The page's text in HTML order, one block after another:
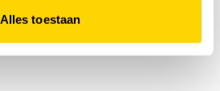
Alles toestaan